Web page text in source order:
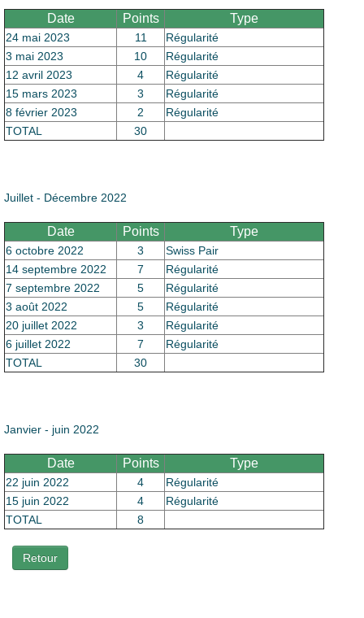
Date Points Type
24 mai 2023 11
Régularité
3 mai 2023
10
Régularité
12 avril 2023
4
Régularité
15 mars 2023
3
Régularité
8 février 2023
2
Régularité
TOTAL
30
Juillet - Décembre 2022
Date Points Type
6 octobre 2022 3
Swiss Pair
14 septembre 2022
7
Régularité
7 septembre 2022
5
Régularité
3 août 2022
5
Régularité
20 juillet 2022
3
Régularité
6 juillet 2022
7
Régularité
TOTAL
30
Janvier - juin 2022
Date Points Type
22 juin 2022 4
Régularité
15 juin 2022
4
Régularité
TOTAL
8
Retour